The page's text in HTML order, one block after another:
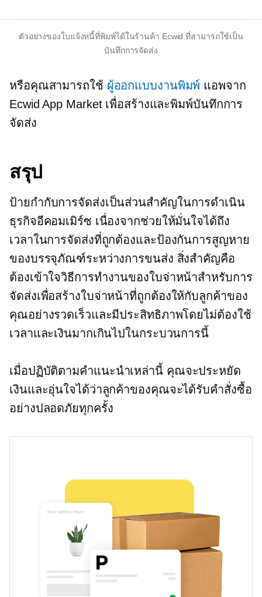
ตัวอย่างของใบแจ้งหนี้ที่พิมพ์ได้ในร้านค้า Ecwid ที่สามารถใช้เป็น
บันทึกการจัดส่ง
หรือคุณสามารถใช้ ผู้ออกแบบงานพิมพ์ แอพจาก
Ecwid App Market เพื่อสร้างและพิมพ์บันทึกการ
จัดส่ง
สรุป
ป้ายกำกับการจัดส่งเป็นส่วนสำคัญในการดำเนิน
ธุรกิจอีคอมเมิร์ซ เนื่องจากช่วยให้มั่นใจได้ถึง
เวลาในการจัดส่งที่ถูกต้องและป้องกันการสูญหาย
ของบรรจุภัณฑ์ระหว่างการขนส่ง สิ่งสำคัญคือ
ต้องเข้าใจวิธีการทำงานของใบจ่าหน้าสำหรับการ
จัดส่งเพื่อสร้างใบจ่าหน้าที่ถูกต้องให้กับลูกค้าของ
คุณอย่างรวดเร็วและมีประสิทธิภาพโดยไม่ต้องใช้
เวลาและเงินมากเกินไปในกระบวนการนี้
เมื่อปฏิบัติตามคำแนะนำเหล่านี้ คุณจะประหยัด
เงินและอุ่นใจได้ว่าลูกค้าของคุณจะได้รับคำสั่งซื้อ
อย่างปลอดภัยทุกครั้ง